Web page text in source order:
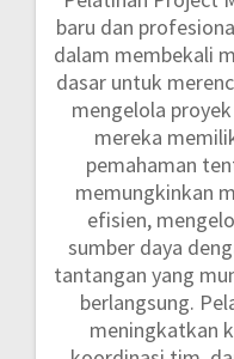
baru dan
dalam membekali
dasar untuk
mengelola
mereka
pemahaman
memungkinkan
efisien,
sumber daya
tantangan yang
berlangsung.
meningkatkan